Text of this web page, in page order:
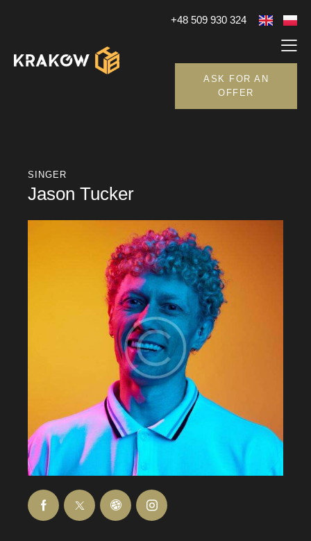
+48 509 930 324
ASK FOR AN
OFFER
SINGER
Jason Tucker